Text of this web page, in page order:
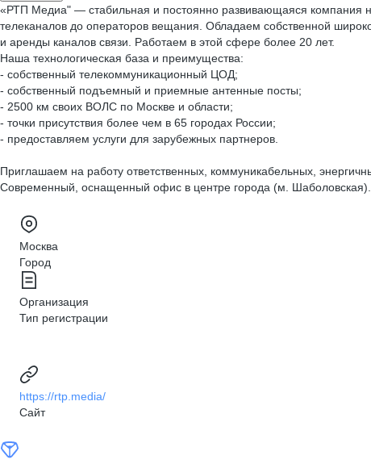
«РТП Медиа" — стабильная и постоянно развивающаяся компания
телеканалов до операторов вещания. Обладаем собственной
и аренды каналов связи. Работаем в этой сфере более 20 лет.
Наша технологическая база и преимущества:
- собственный телекоммуникационный ЦОД;
- собственный подъемный и приемные антенные посты;
- 2500 км своих ВОЛС по Москве и области;
- точки присутствия более чем в 65 городах России;
- предоставляем услуги для зарубежных партнеров.
Приглашаем на работу ответственных, коммуникабельных,
Современный, оснащенный офис в центре города (м. Шаболовская).
Москва
Город
Организация
Тип регистрации
https://rtp.media/
Сайт